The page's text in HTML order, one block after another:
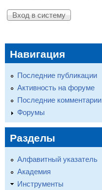
Навигация
Последние публикации
Активность на форуме
Последние комментарии
Форумы
Разделы
Алфавитный указатель
Академия
Инструменты